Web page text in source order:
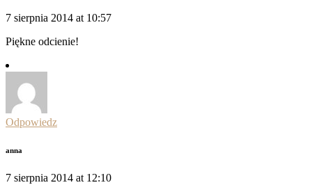
7 sierpnia 2014 at 10:57
Piękne odcienie!
Odpowiedz
anna
7 sierpnia 2014 at 12:10